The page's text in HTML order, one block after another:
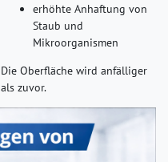
erhöhte Anhaftung von
Staub und
Mikroorganismen
Die Oberfläche wird anfälliger
als zuvor.